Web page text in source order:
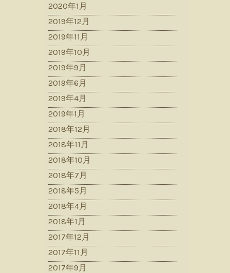
2020年1月
2019年12月
2019年11月
2019年10月
2019年9月
2019年6月
2019年4月
2019年1月
2018年12月
2018年11月
2018年10月
2018年7月
2018年5月
2018年4月
2018年1月
2017年12月
2017年11月
2017年9月